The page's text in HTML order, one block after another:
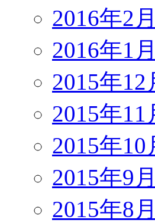
2016年2月
2016年1月
2015年12
2015年11
2015年10
2015年9月
2015年8月